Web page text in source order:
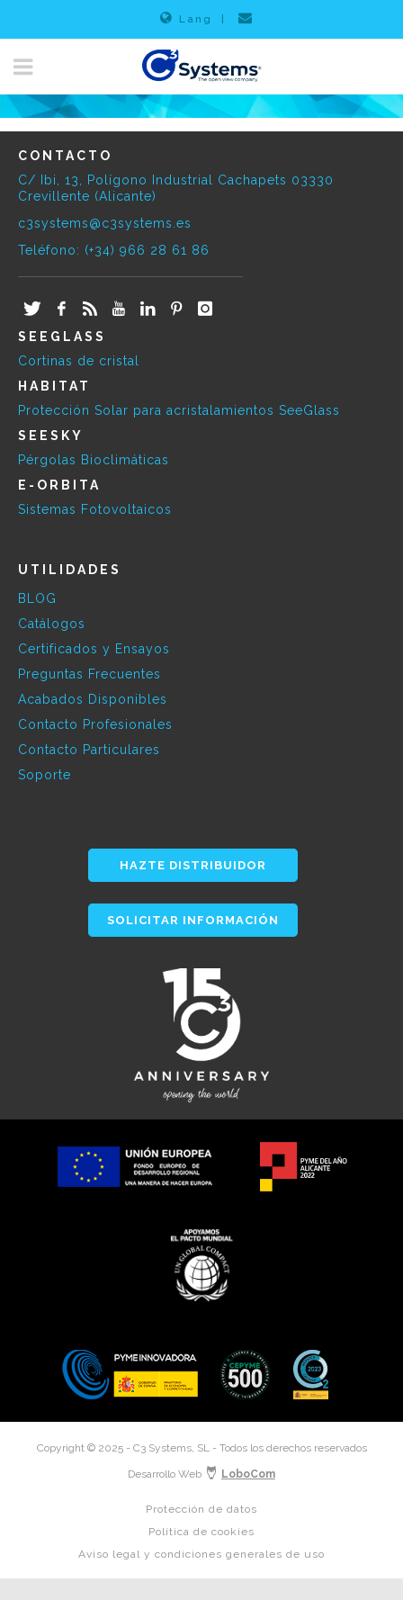
Lang
CONTACTO
C/ Ibi, 13, Polígono Industrial Cachapets 03330
Crevillente (Alicante)
c3systems@c3systems.es
Teléfono: (+34) 966 28 61 86
SEEGLASS
Cortinas de cristal
HABITAT
Protección Solar para acristalamientos SeeGlass
SEESKY
Pérgolas Bioclimáticas
E-ORBITA
Sistemas Fotovoltaicos
UTILIDADES
BLOG
Catálogos
Certificados y Ensayos
Preguntas Frecuentes
Acabados Disponibles
Contacto Profesionales
Contacto Particulares
Soporte
HAZTE DISTRIBUIDOR
SOLICITAR INFORMACIÓN
Copyright © 2025 - C3 Systems, SL - Todos los derechos reservados
Desarrollo Web LoboCom
Protección de datos
Política de cookies
Aviso legal y condiciones generales de uso